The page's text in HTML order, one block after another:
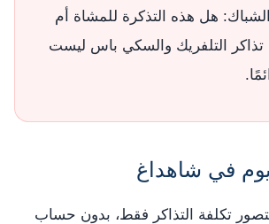
هل هذه التذكرة للمشاة أم
تذاكر التلفريك والسكي باس ليست
يوم في شاهداغ
لتصور تكلفة التذاكر فقط، بدون حساب